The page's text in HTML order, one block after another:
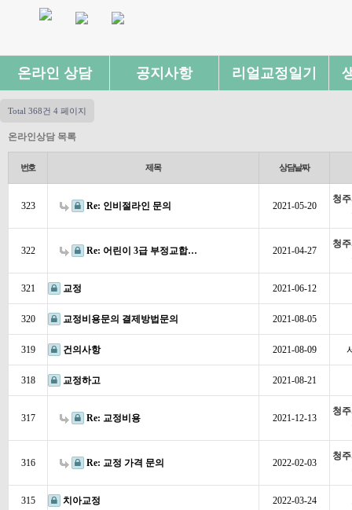
온라인 상담 공지사항 리얼교정일기
Total 368건 4 페이지
온라인상담 목록
번호 제목 상담날짜
323 Re: 인비절라인 문의 2021-05-20
청
322 Re: 어린이 3급 부정교합… 2021-04-27
청
321 교정 2021-06-12
320 교정비용문의 결제방법문의 2021-08-05
319 건의사항 2021-08-09
318 교정하고 2021-08-21
317 Re: 교정비용 2021-12-13
청
316 Re: 교정 가격 문의 2022-02-03
청
315 치아교정 2022-03-24